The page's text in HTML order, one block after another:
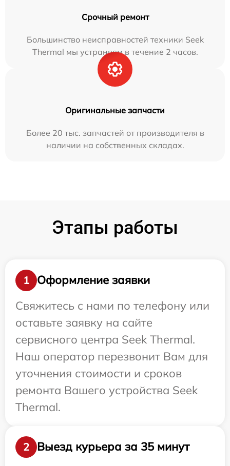
Срочный ремонт
Большинство неисправностей техники Seek
Thermal мы устраняем в течение 2 часов.
Оригинальные запчасти
Более 20 тыс. запчастей от производителя в
наличии на собственных складах.
Этапы работы
1
Оформление заявки
Свяжитесь с нами по телефону или
оставьте заявку на сайте
сервисного центра Seek Thermal.
Наш оператор перезвонит Вам для
уточнения стоимости и сроков
ремонта Вашего устройства Seek
Thermal.
2
Выезд курьера за 35 минут